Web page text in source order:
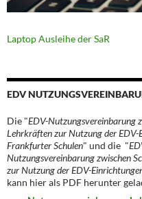
Laptop Ausleihe der SaR
EDV
Die "EDV-Nutzungsvereinbarung
Lehrkräften zur Nutzung der EDV-
Frankfurter Schulen" und die "
Nutzungsvereinbarung zwischen
zur Nutzung der EDV-
kann hier als PDF herunter